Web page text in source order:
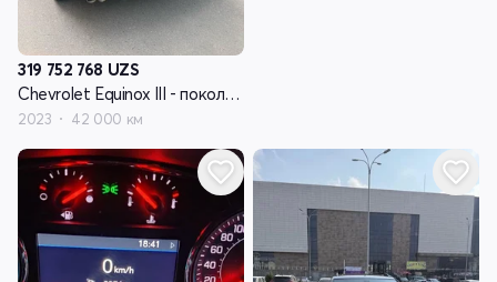
319 752 768 UZS
Chevrolet Equinox III - поколение рестайлинг
2023 42 000 км